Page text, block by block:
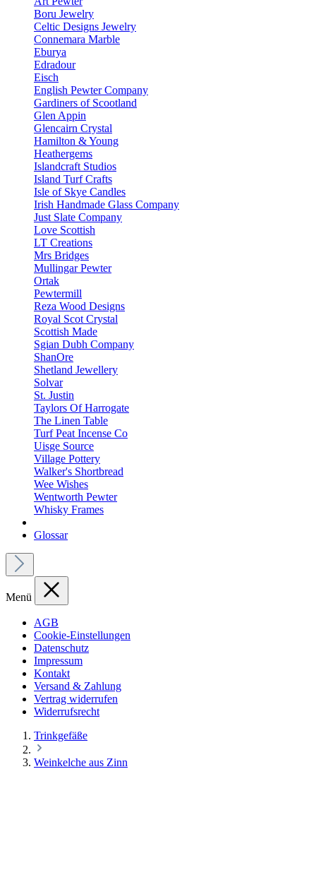
Boru Jewelry
Celtic Designs Jewelry
Connemara Marble
Eburya
Edradour
Eisch
English Pewter Company
Gardiners of Scootland
Glen Appin
Glencairn Crystal
Hamilton & Young
Heathergems
Islandcraft Studios
Island Turf Crafts
Isle of Skye Candles
Irish Handmade Glass Company
Just Slate Company
Love Scottish
LT Creations
Mrs Bridges
Mullingar Pewter
Ortak
Pewtermill
Reza Wood Designs
Royal Scot Crystal
Scottish Made
Sgian Dubh Company
ShanOre
Shetland Jewellery
Solvar
St. Justin
Taylors Of Harrogate
The Linen Table
Turf Peat Incense Co
Uisge Source
Village Pottery
Walker's Shortbread
Wee Wishes
Wentworth Pewter
Whisky Frames
Glossar
Menü
AGB
Cookie-Einstellungen
Datenschutz
Impressum
Kontakt
Versand & Zahlung
Vertrag widerrufen
Widerrufsrecht
Trinkgefäße
Weinkelche aus Zinn